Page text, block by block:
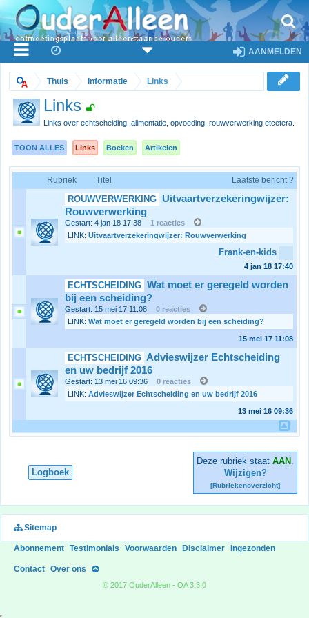
AANMELDEN
Thuis Informatie Links
Links
Links over echtscheiding, alimentatie, opvoeding, rouwverwerking etcetera.
TOON ALLES Links Boeken Artikelen
Rubriek Titel Laatste bericht ?
ROUWVERWERKING
Uitvaartverzekeringwijzer:
Rouwverwerking
Gestart: 4 jan 18 17:38
1 reacties
LINK: Uitvaartverzekeringwijzer: Rouwverwerking
Frank-en-kids
4 jan 18 17:40
ECHTSCHEIDING Wat moet er geregeld worden
bij een scheiding?
Gestart: 15 mei 17 11:08
0 reacties
LINK: Wat moet er geregeld worden bij een scheiding?
15 mei 17 11:08
ECHTSCHEIDING Advieswijzer Echtscheiding
en uw bedrijf 2016
Gestart: 13 mei 16 09:36
0 reacties
LINK: Advieswijzer Echtscheiding en uw bedrijf 2016
13 mei 16 09:36
Logboek
Deze rubriek staat AAN .
Wijzigen?
[Rubriekenoverzicht]
Sitemap
Abonnement Testimonials Voorwaarden Disclaimer Ingezonden
Contact Over ons
© 2017 OuderAlleen - OA 3.3.0